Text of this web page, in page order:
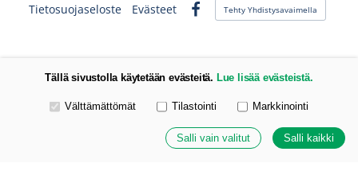
Tietosuojaseloste
Evästeet
Facebook
Tehty Yhdistysavaimella
Tällä sivustolla käytetään evästeitä. Lue lisää evästeistä.
Valitse käytettävät evästeet
Välttämättömät Tilastointi Markkinointi
Salli vain valitut Salli kaikki